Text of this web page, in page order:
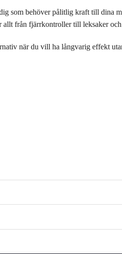
som behöver pålitlig kraft till dina
från fjärrkontroller till leksaker
när du vill ha långvarig effekt